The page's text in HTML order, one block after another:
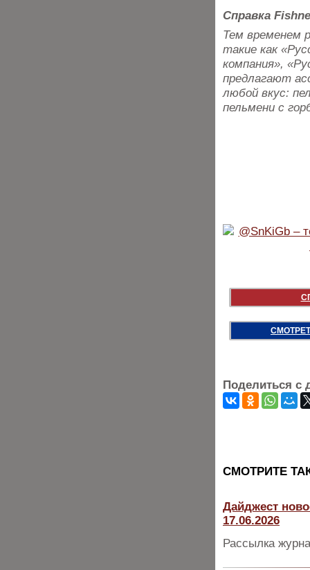
Справка
Тем временем
такие как
компания»,
предлагают
любой вкус:
пельмени с
Поделиться с
CМОТРИТЕ
Дайджест
17.06.2026
Рассылка